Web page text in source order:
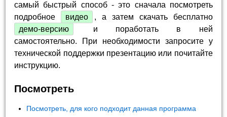
самый быстрый способ - это сначала посмотреть
подробное
видео
, а затем скачать бесплатно
демо-версию
и поработать в ней
самостоятельно. При необходимости запросите у
технической поддержки презентацию или почитайте
инструкцию.
Посмотреть
Посмотреть, для кого подходит данная программа